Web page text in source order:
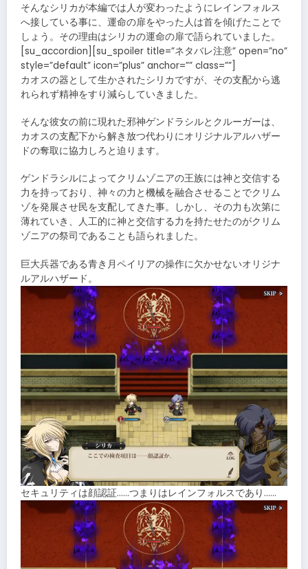
そんなシリカが本編では人が変わったようにレインフォルス
へ接している事に、運命の扉をやった人は首を傾げたことで
しょう。その理由はシリカの運命の扉で語られていました。
[su_accordion][su_spoiler title=”ネタバレ注意” open=”no”
style=”default” icon=”plus” anchor=”” class=””]
カオスの器として生かされたシリカですが、その支配から逃
れられず精神をすり減らしていきました。
そんな彼女の前に現れた邪神ゲンドラシルとクルーガーは、
カオスの支配下から解き放つ代わりにオリジナルアルハザー
ドの奪取に協力しろと迫ります。
ゲンドラシルによってクリムゾニアの王族には神と交信する
力を持っており、神々の力と機械を融合させることでクリム
ゾを発展させ民を支配してきた事。しかし、その力も次第に
薄れていき、人工的に神と交信する力を持たせたのがクリム
ゾニアの祭司であることも語られました。
巨大兵器である青き月ペイリアの操作に欠かせないオリジナ
ルアルハザード。
セキュリティは顔認証……つまりはレインフォルスであり……